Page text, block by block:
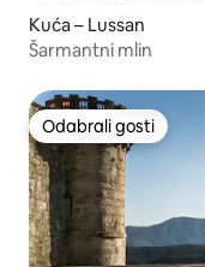
Kuća – Lussan
Šarmantni mlin
Odabrali gosti
Odabrali gosti